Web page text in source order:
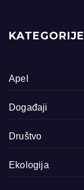
KATEGORIJE
Apel
Događaji
Društvo
Ekologija